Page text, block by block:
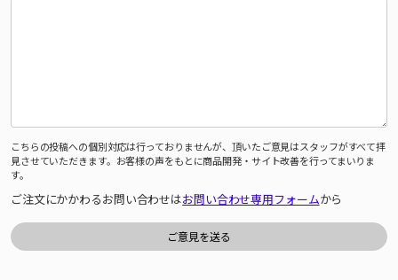
こちらの投稿への個別対応は行っておりませんが、頂いたご意見はスタッフがすべて拝
見させていただきます。お客様の声をもとに商品開発・サイト改善を行ってまいりま
す。
ご注文にかかわるお問い合わせはお問い合わせ専用フォームから